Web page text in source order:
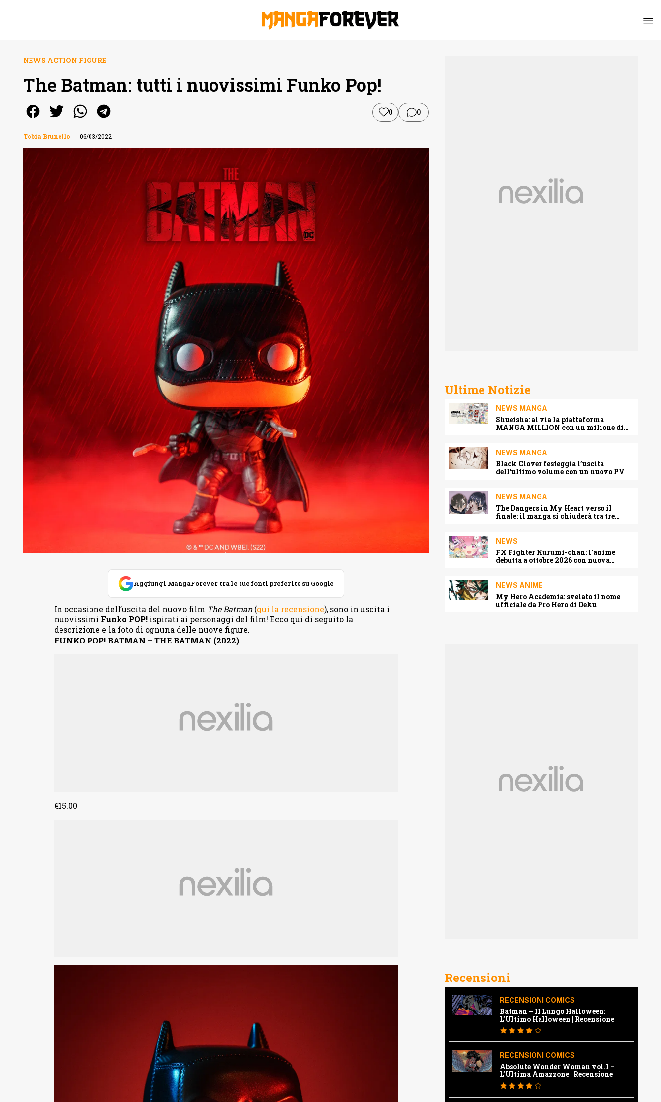
NEWS ACTION FIGURE
The Batman: tutti i nuovissimi Funko Pop!
0 0
Tobia Brunello 06/03/2022
Aggiungi MangaForever tra le tue fonti preferite su Google
In occasione dell’uscita del nuovo film The Batman(qui la recensione), sono in uscita i
nuovissimi Funko POP! ispirati ai personaggi del film! Ecco qui di seguito la
descrizione e la foto di ognuna delle nuove figure.
FUNKO POP! BATMAN – THE BATMAN (2022)
€‌15.00
Ultime Notizie
NEWS MANGA
Shueisha: al via la piattaforma
MANGA MILLION con un milione di
NEWS MANGA
Black Clover festeggia l’uscita
dell’ultimo volume con un nuovo PV
NEWS MANGA
The Dangers in My Heart verso il
finale: il manga si chiuderà tra tre
NEWS
FX Fighter Kurumi-chan: l’anime
debutta a ottobre 2026 con nuova
NEWS ANIME
My Hero Academia: svelato il nome
ufficiale da Pro Hero di Deku
Recensioni
RECENSIONI COMICS
Batman – Il Lungo Halloween:
L’Ultimo Halloween | Recensione
RECENSIONI COMICS
Absolute Wonder Woman vol.1 –
L’Ultima Amazzone | Recensione